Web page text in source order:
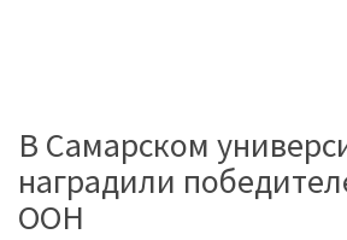
В Самарском
наградили
ООН